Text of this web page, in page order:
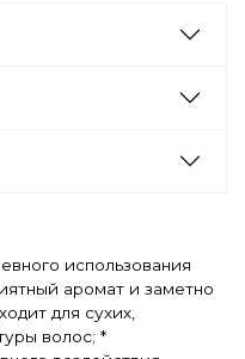
использования
аромат и заметно
для сухих,
волос; *